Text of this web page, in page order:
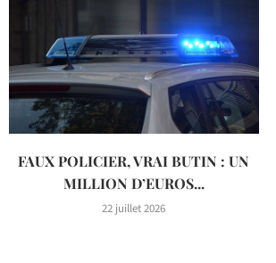
FAUX POLICIER, VRAI BUTIN : UN
MILLION D’EUROS...
22 juillet 2026